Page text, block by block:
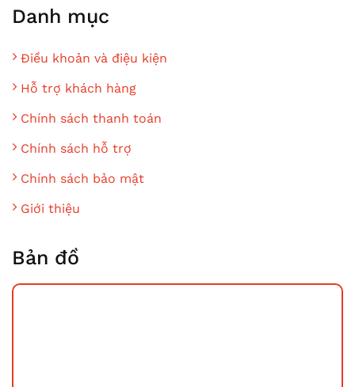
Danh mục
Điều khoản và điệu kiện
Hỗ trợ khách hàng
Chính sách thanh toán
Chính sách hỗ trợ
Chính sách bảo mật
Giới thiệu
Bản đồ